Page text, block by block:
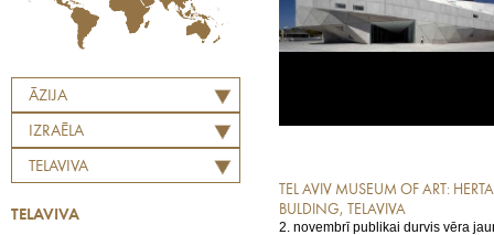
ĀZIJA
IZRAĒLA
TELAVIVA
TELAVIVA
TEL AVIV MUSEUM OF ART:
BULDING, TELAVIVA
2. novembrī publikai durvis vēra